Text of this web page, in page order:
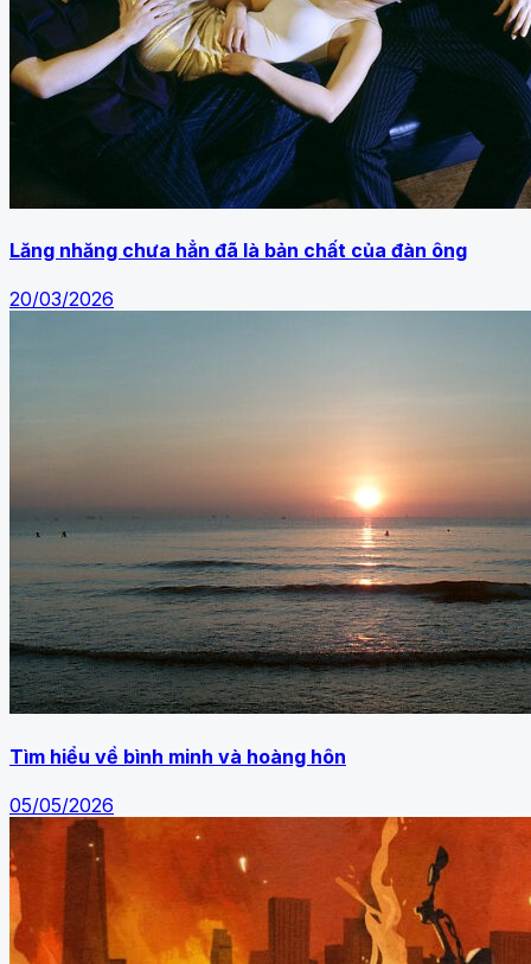
Lăng nhăng chưa hẳn đã là bản chất của đàn ông
20/03/2026
Tìm hiểu về bình minh và hoàng hôn
05/05/2026